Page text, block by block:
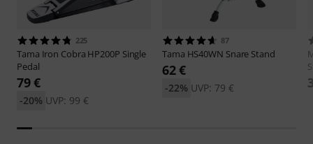
225
Tama Iron Cobra HP200P Single
Pedal
79 €
UVP: 99 €
-20%
87
Tama HS40WN Snare Stand
62 €
UVP: 79 €
-22%